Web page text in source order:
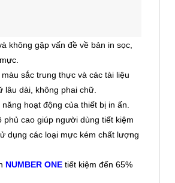
mựcNUMBER ONE
thay thế 01 linh kiện nào.
IN CỦA CHẤT
LƯỢNG